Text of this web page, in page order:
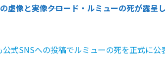
虚像と実像――クロード・ルミューの死が露呈
公式SNSへの投稿でルミューの死を正式に公